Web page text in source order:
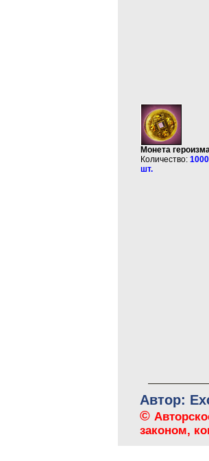
Монета
Количество: 1000
шт.
Автор:
©
законом,